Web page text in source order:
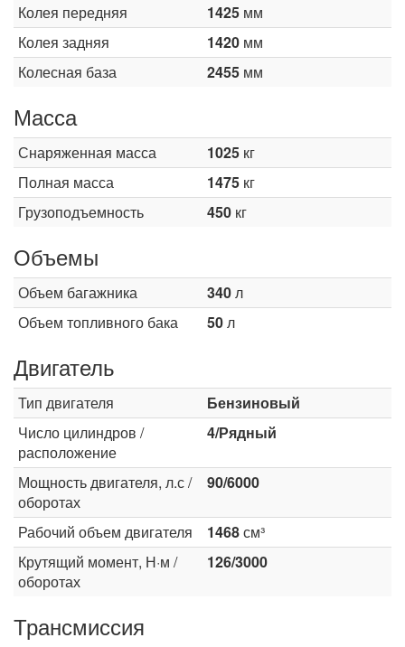
Колея передняя
1425 мм
Колея задняя
1420 мм
Колесная база
2455 мм
Масса
Снаряженная масса 1025 кг
Полная масса
1475 кг
Грузоподъемность
450 кг
Объемы
Объем багажника 340л
Объем топливного бака
50л
Двигатель
Тип двигателя
Бензиновый
Число цилиндров /
расположение
4/Рядный
Мощность двигателя, л.с /
оборотах
90/6000
Рабочий объем двигателя 1468см³
Крутящий момент, Н·м /
оборотах
126/3000
Трансмиссия